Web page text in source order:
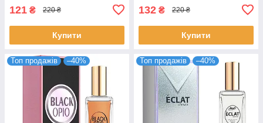
121 ₴ 220 ₴
Купити
132 ₴ 220 ₴
Купити
Топ продажів –40% Топ продажів –40%